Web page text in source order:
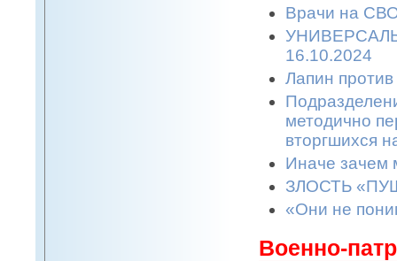
Врачи на
16.10.2024
Лапин
методично
вторгшихся
Иначе зачем
ЗЛОСТЬ
«Они не
Военно-